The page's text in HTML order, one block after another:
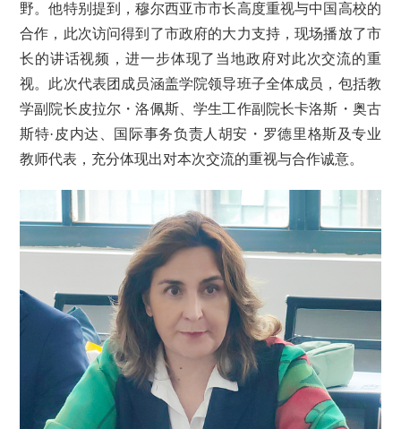
野。他特别提到，穆尔西亚市市长高度重视与中国高校的
合作，此次访问得到了市政府的大力支持，现场播放了市
长的讲话视频，进一步体现了当地政府对此次交流的重
视。此次代表团成员涵盖学院领导班子全体成员，包括教
学副院长皮拉尔・洛佩斯、学生工作副院长卡洛斯・奥古
斯特·皮内达、国际事务负责人胡安・罗德里格斯及专业
教师代表，充分体现出对本次交流的重视与合作诚意。